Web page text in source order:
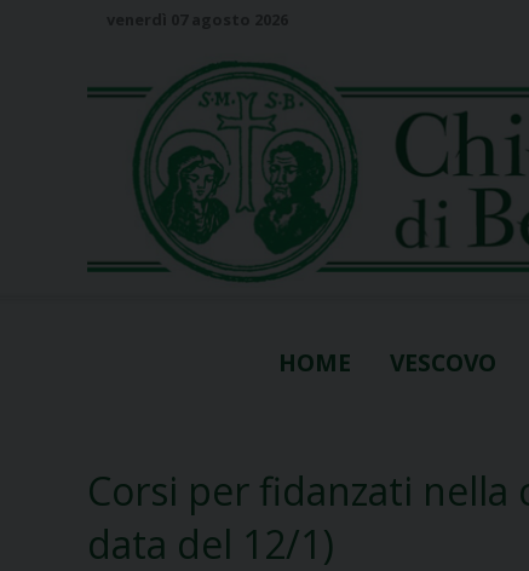
HOME VESCOVO
Corsi per fidanzati nella
data del 12/1)